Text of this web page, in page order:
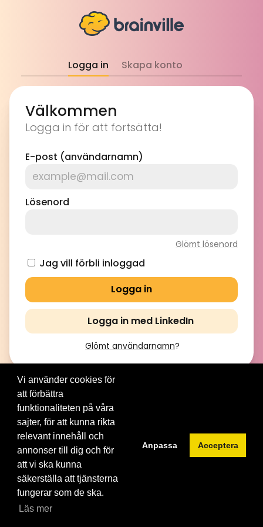
Logga in Skapa konto
Välkommen
Logga in för att fortsätta!
E-post (användarnamn)
Lösenord
Glömt lösenord
Jag vill förbli inloggad
Logga in med LinkedIn
Glömt användarnamn?
© 2012-2026 Brainville AB. All Rights Reserved. |
tjänsten|Privacy policy
Byt språk:
Vi använder cookies för
att förbättra
funktionaliteten på våra
sajter, för att kunna rikta
relevant innehåll och
annonser till dig och för
att vi ska kunna
säkerställa att tjänsterna
fungerar som de ska.
Läs mer
Anpassa Acceptera